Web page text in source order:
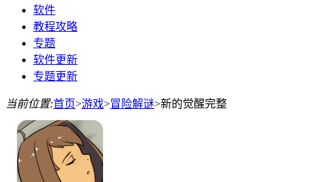
软件
教程攻略
专题
软件更新
专题更新
当前位置:首页>游戏>冒险解谜>新的觉醒完整